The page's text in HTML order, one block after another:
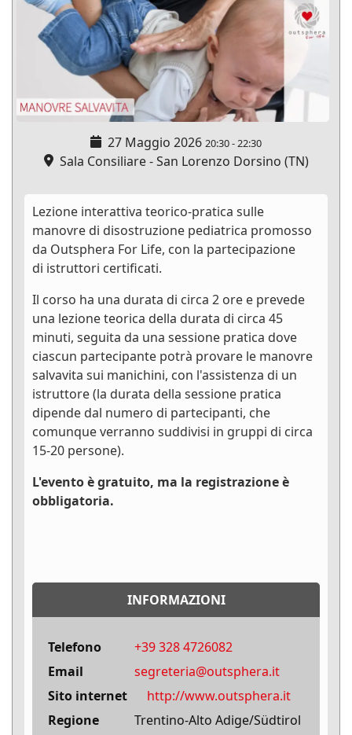
27 Maggio 2026 20:30-22:30
Sala Consiliare - San Lorenzo Dorsino (TN)
Lezione interattiva teorico-pratica sulle
manovre di disostruzione pediatrica promosso
da Outsphera For Life, con la partecipazione
di istruttori certificati.
Il corso ha una durata di circa 2 ore e prevede
una lezione teorica della durata di circa 45
minuti, seguita da una sessione pratica dove
ciascun partecipante potrà provare le manovre
salvavita sui manichini, con l'assistenza di un
istruttore (la durata della sessione pratica
dipende dal numero di partecipanti, che
comunque verranno suddivisi in gruppi di circa
15-20 persone).
L'evento è gratuito, ma la registrazione è
obbligatoria.
INFORMAZIONI
Telefono
+39 328 4726082
Email
segreteria@outsphera.it
Sito internet
http://www.outsphera.it
Regione
Trentino-Alto Adige/Südtirol